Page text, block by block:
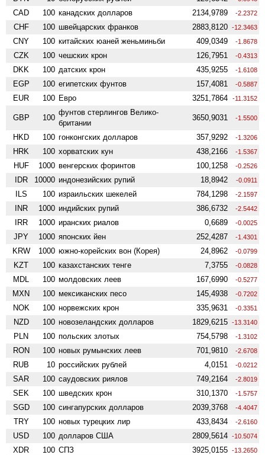
CAD 100 канадских долларов 2134,9789 -2.2372
CHF 100 швейцарских франков 2883,8120 -12.3463
CNY 100 китайских юаней женьминьби 409,0349 -1.8678
CZK 100 чешских крон 126,7951 -0.4313
DKK 100 датских крон 435,9255 -1.6108
EGP 100 египетских фунтов 157,4081 -0.5887
EUR 100 Евро 3251,7864 -11.3152
GBP 100
фунтов стерлингов Велико­
британии
3650,9031 -1.5500
HKD 100 гонконгских долларов 357,9292 -1.3206
HRK 100 хорватских кун 438,2166 -1.5367
HUF 1000 венгерских форинтов 100,1258 -0.2526
IDR 10000 индонезийских рупий 18,8942 -0.0911
ILS 100 израильских шекелей 784,1298 -2.1597
INR 1000 индийских рупий 386,6732 -2.5442
IRR 1000 иранских риалов 0,6689 -0.0025
JPY 1000 японских йен 252,4287 -1.4301
KRW 1000 южно-корейских вон (Корея) 24,8962 -0.0799
KZT 100 казахстанских тенге 7,3755 -0.0828
MDL 100 молдовских леев 167,6990 -0.5277
MXN 100 мексиканских песо 145,4938 -0.7202
NOK 100 норвежских крон 335,9631 -0.3351
NZD 100 ново­зеландских долларов 1829,6215 -13.3140
PLN 100 польских злотых 754,5798 -1.3102
RON 100 новых румынских леев 701,9810 -2.6708
RUB 10 российских рублей 4,0151 -0.0212
SAR 100 саудовских риялов 749,2164 -2.8019
SEK 100 шведских крон 310,1370 -1.5757
SGD 100 сингапурских долларов 2039,3768 -4.4047
TRY 100 новых турецких лир 433,8434 -2.6160
USD 100 долларов США 2809,5614 -10.5074
XDR 100 СПЗ 3925,0155 -13.2650